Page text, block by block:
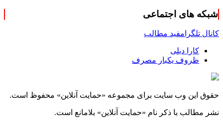
شبکه های اجتماعی
کانال تلگرامفید مطالب
کارا دیلی
ظروف یکبار مصرف
حقوق این وب سایت برای مجموعه «حمایت‌ آنلاین» محفوظ است.
نشر مطالب با ذکر نام «حمایت‌ آنلاین» بلامانع است.